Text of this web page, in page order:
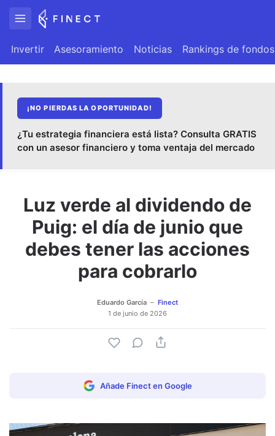
Invertir Asesoramiento Noticias Rankings de fondos
¡NO PIERDAS LA OPORTUNIDAD!
¿Tu estrategia financiera está lista? Consulta GRATIS
con un asesor financiero y toma ventaja del mercado
Luz verde al dividendo de
Puig: el día de junio que
debes tener las acciones
para cobrarlo
Eduardo García
Finect
1 de junio de 2026
Añade Finect en Google